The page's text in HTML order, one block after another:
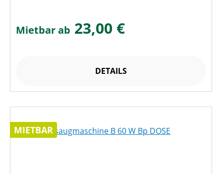
Mietbar ab 23,00 €
DETAILS
MIETBAR